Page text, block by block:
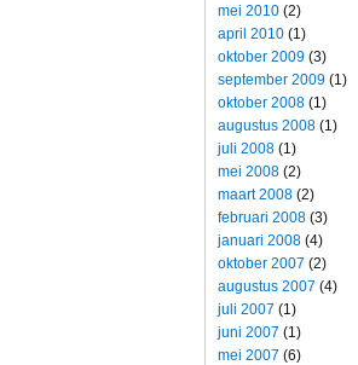
mei 2010 (2)
april 2010 (1)
oktober 2009 (3)
september 2009 (1)
oktober 2008 (1)
augustus 2008 (1)
juli 2008 (1)
mei 2008 (2)
maart 2008 (2)
februari 2008 (3)
januari 2008 (4)
oktober 2007 (2)
augustus 2007 (4)
juli 2007 (1)
juni 2007 (1)
mei 2007 (6)